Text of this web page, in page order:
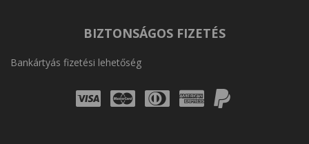
en
BIZTONSÁGOS FIZETÉS
Bankártyás fizetési lehetőség
Visa Mastercard
Diners
Club
AmexPayPal